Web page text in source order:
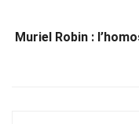
Muriel Robin :